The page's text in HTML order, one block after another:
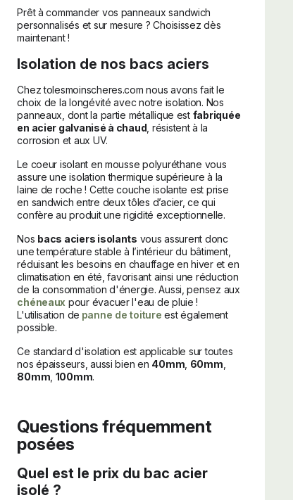
Prêt à commander vos panneaux sandwich
personnalisés et sur mesure ? Choisissez dès
maintenant !
Isolation de nos bacs aciers
Chez tolesmoinscheres.com nous avons fait le
choix de la longévité avec notre isolation. Nos
panneaux, dont la partie métallique est fabriquée
en acier galvanisé à chaud , résistent à la
corrosion et aux UV.
Le coeur isolant en mousse polyuréthane vous
assure une isolation thermique supérieure à la
laine de roche ! Cette couche isolante est prise
en sandwich entre deux tôles d’acier, ce qui
confère au produit une rigidité exceptionnelle.
Nos bacs aciers isolants vous assurent donc
une température stable à l’intérieur du bâtiment,
réduisant les besoins en chauffage en hiver et en
climatisation en été, favorisant ainsi une réduction
de la consommation d'énergie. Aussi, pensez aux
chéneaux pour évacuer l'eau de pluie !
L'utilisation de panne de toiture est également
possible.
Ce standard d'isolation est applicable sur toutes
nos épaisseurs, aussi bien en 40mm 60mm
80mm 100mm.
Questions fréquemment
posées
Quel est le prix du bac acier
isolé ?